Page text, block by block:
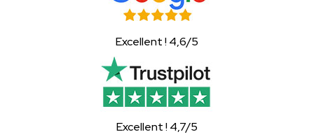
Excellent ! 4,6/5
Excellent ! 4,7/5